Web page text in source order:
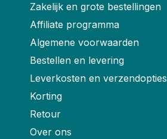
Zakelijk en grote bestellingen
Affiliate programma
Algemene voorwaarden
Bestellen en levering
Leverkosten en verzendopties
Korting
Retour
Over ons